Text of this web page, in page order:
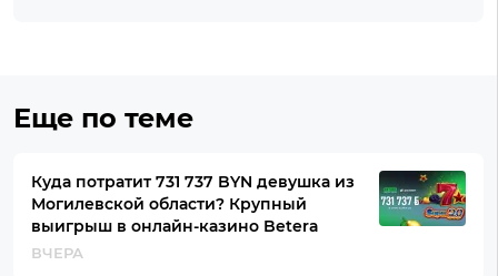
Еще по теме
Куда потратит 731 737 BYN девушка из
Могилевской области? Крупный
выигрыш в онлайн-казино Betera
ВЧЕРА